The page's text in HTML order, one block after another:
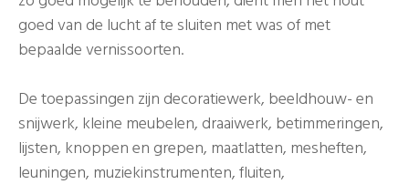
goed van de lucht af te sluiten met was of met
bepaalde vernissoorten.
De toepassingen zijn decoratiewerk, beeldhouw- en
snijwerk, kleine meubelen, draaiwerk, betimmeringen,
lijsten, knoppen en grepen, maatlatten, mesheften,
leuningen, muziekinstrumenten, fluiten,